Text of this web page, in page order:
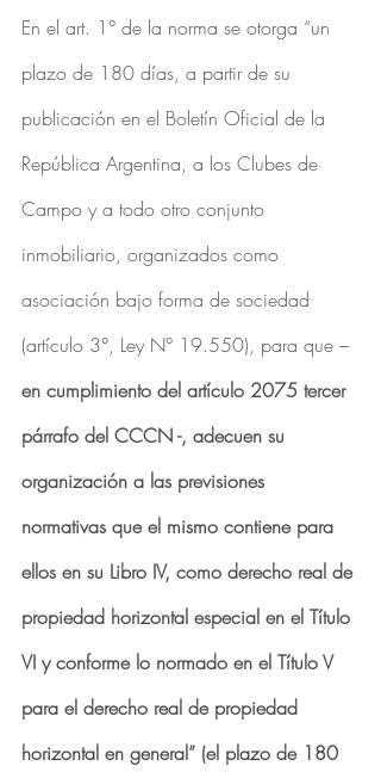
En el art. 1° de la norma se otorga “un
plazo de 180 días, a partir de su
publicación en el Boletín Oficial de la
República Argentina, a los Clubes de
Campo y a todo otro conjunto
inmobiliario, organizados como
asociación bajo forma de sociedad
(artículo 3°, Ley N° 19.550), para que –
en cumplimiento del artículo 2075 tercer
párrafo del CCCN -, adecuen su
organización a las previsiones
normativas que el mismo contiene para
ellos en su Libro IV, como derecho real de
propiedad horizontal especial en el Título
VI y conforme lo normado en el Título V
para el derecho real de propiedad
horizontal en general” (el plazo de 180